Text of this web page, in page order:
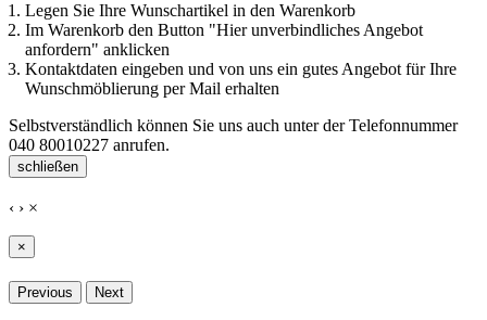
Legen Sie Ihre Wunschartikel in den Warenkorb
Im Warenkorb den Button "Hier unverbindliches Angebot
anfordern" anklicken
Kontaktdaten eingeben und von uns ein gutes Angebot für Ihre
Wunschmöblierung per Mail erhalten
Selbstverständlich können Sie uns auch unter der Telefonnummer
040 80010227 anrufen.
schließen
‹ › ×
×
Previous Next